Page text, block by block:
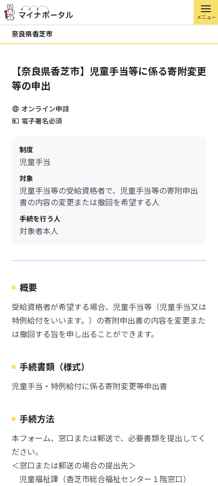
メニュー
奈良県香芝市
【奈良県香芝市】児童手当等に係る寄附変更
等の申出
オンライン申請
電子署名必須
制度
児童手当
対象
児童手当等の受給資格者で、児童手当等の寄附申出
書の内容の変更または撤回を希望する人
手続を行う人
対象者本人
概要
受給資格者が希望する場合、児童手当等（児童手当又は
特例給付をいいます。）の寄附申出書の内容を変更また
は撤回する旨を申し出ることができます。
手続書類（様式）
児童手当・特例給付に係る寄附変更等申出書
手続方法
本フォーム、窓口または郵送で、必要書類を提出してく
ださい。
＜窓口または郵送の場合の提出先＞
児童福祉課（香芝市総合福祉センター１階窓口）